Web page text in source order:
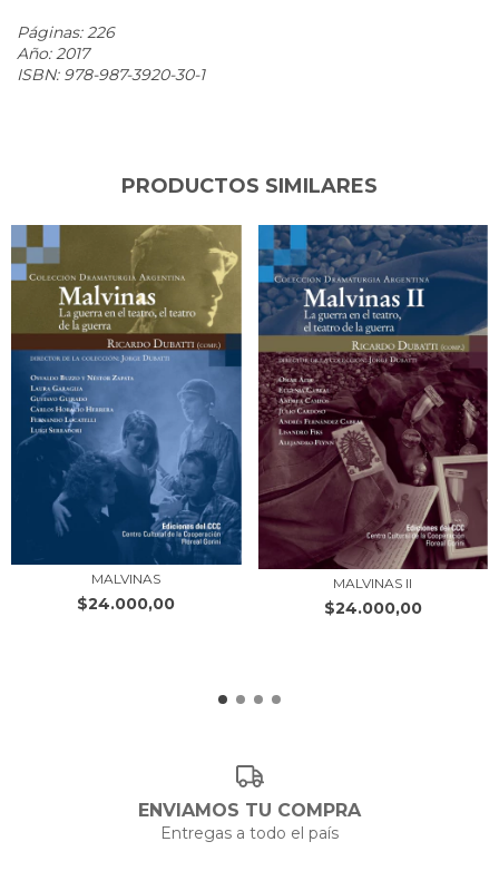
Páginas: 226
Año: 2017
ISBN: 978-987-3920-30-1
PRODUCTOS SIMILARES
MALVINAS
$24.000,00
MALVINAS II
$24.000,00
ENVIAMOS TU COMPRA
Entregas a todo el país